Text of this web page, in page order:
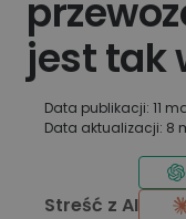
jest tak
Data publikacji: 11
Data aktualizacji: 8
Streść z AI